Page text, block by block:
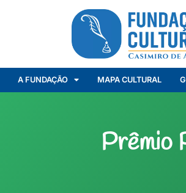
A FUNDAÇÃO MAPA CULTURAL
Prêmio